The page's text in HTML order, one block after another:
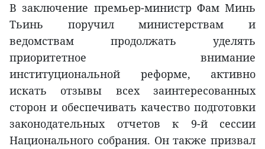
В заключение премьер-министр Фам Минь
Тьинь поручил министерствам и
ведомствам продолжать уделять
приоритетное внимание
институциональной реформе, активно
искать отзывы всех заинтересованных
сторон и обеспечивать качество подготовки
законодательных отчетов к 9-й сессии
Национального собрания. Он также призвал